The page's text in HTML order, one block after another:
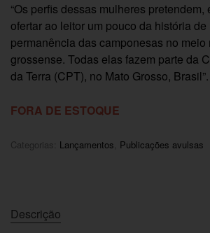
“Os perfis dessas mulheres pretendem,
ofertar ao leitor um pouco da história de
permanência das camponesas no meio
grossense. Todas elas fazem parte da
da Terra (CPT), no Mato Grosso, Brasil”.
FORA DE ESTOQUE
Categorias: Lançamentos Publicações avulsas
Descrição